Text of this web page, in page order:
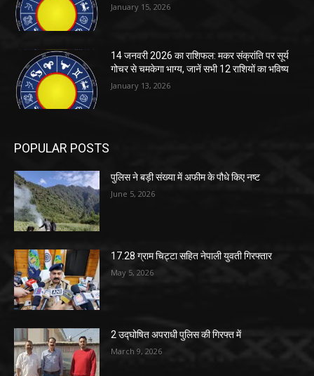
January 15, 2026
14 जनवरी 2026 का राशिफल: मकर संक्रांति पर सूर्य
गोचर से चमकेगा भाग्य, जानें सभी 12 राशियों का भविष्य
January 13, 2026
POPULAR POSTS
पुलिस ने बड़ी संख्या में अफीम के पौधे किए नष्ट
June 5, 2026
17.28 ग्राम चिट्टा सहित नेपाली युवती गिरफ्तार
May 5, 2026
2 उद्घोषित अपराधी पुलिस की गिरफ्त में
March 9, 2026